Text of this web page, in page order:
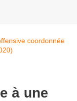
à une